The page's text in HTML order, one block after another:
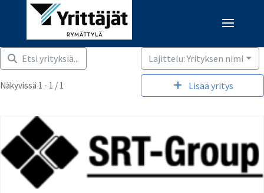
Etsi yrityksiä...
Näkyvissä 1 - 1 / 1
Lajittelu: Yrityksen nimi
Lisää yritys